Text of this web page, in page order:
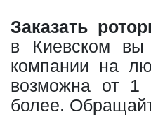
Заказать
в Киевском
компании на
возможна от 1
более.